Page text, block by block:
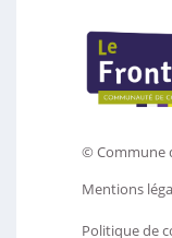
© Commune
Mentions
Politique de